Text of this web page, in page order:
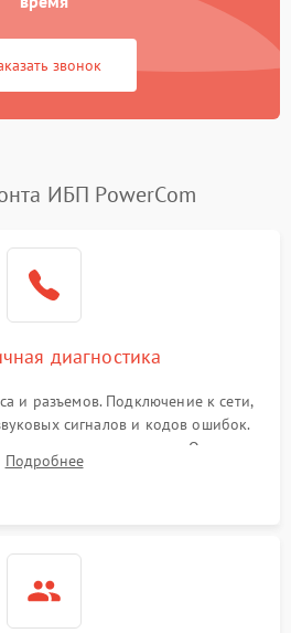
звонок
ИБП PowerCom
диагностика
и разъемов. Подключение к сети,
сигналов и кодов ошибок.
выходного напряжения. Оценка
основного питания без
Подробнее